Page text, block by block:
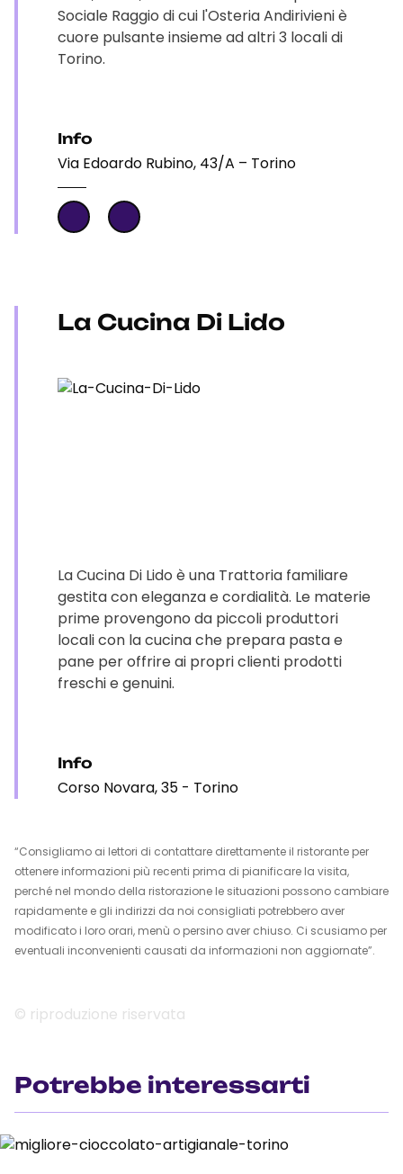
Sociale Raggio di cui l'Osteria Andirivieni è
cuore pulsante insieme ad altri 3 locali di
Torino.
Info
Via Edoardo Rubino, 43/A – Torino
La Cucina Di Lido
La Cucina Di Lido è una Trattoria familiare
gestita con eleganza e cordialità. Le materie
prime provengono da piccoli produttori
locali con la cucina che prepara pasta e
pane per offrire ai propri clienti prodotti
freschi e genuini.
Info
Corso Novara, 35 - Torino
“Consigliamo ai lettori di contattare direttamente il ristorante per
ottenere informazioni più recenti prima di pianificare la visita,
perché nel mondo della ristorazione le situazioni possono cambiare
rapidamente e gli indirizzi da noi consigliati potrebbero aver
modificato i loro orari, menù o persino aver chiuso. Ci scusiamo per
eventuali inconvenienti causati da informazioni non aggiornate”.
© riproduzione riservata
Potrebbe interessarti